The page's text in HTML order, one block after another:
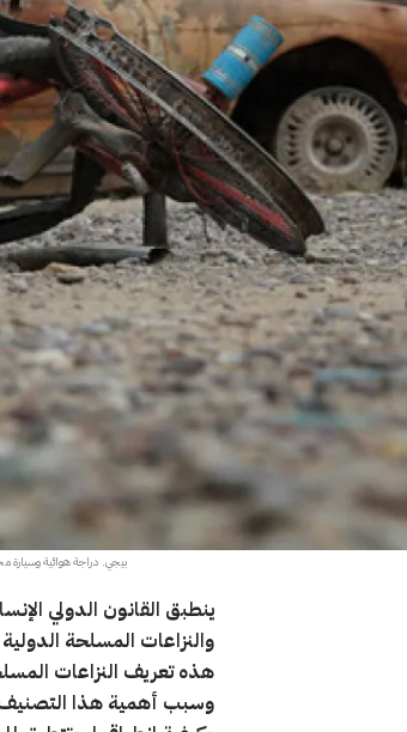
بيجي. دراجة هوائية وسيارة
ينطبق القانون الدولي
والنزاعات المسلحة
هذه تعريف النزاعات
وسبب أهمية هذا التصنيف